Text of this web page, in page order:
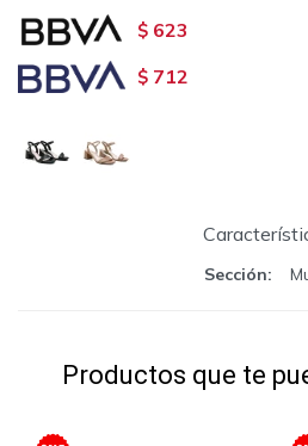
$ 623
$ 712
Sección
Productos que te